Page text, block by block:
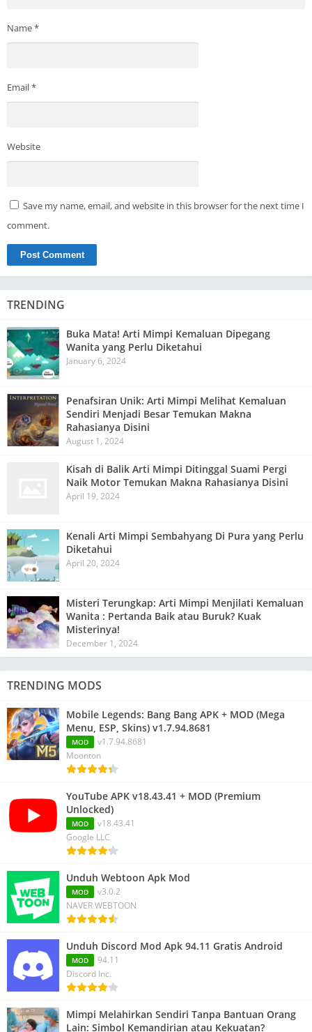
Name*
Email*
Website
Save my name, email, and website in this browser for the next time I
comment.
TRENDING
Buka Mata! Arti Mimpi Kemaluan Dipegang
Wanita yang Perlu Diketahui
January 6, 2024
Penafsiran Unik: Arti Mimpi Melihat Kemaluan
Sendiri Menjadi Besar Temukan Makna
Rahasianya Disini
August 1, 2024
Kisah di Balik Arti Mimpi Ditinggal Suami Pergi
Naik Motor Temukan Makna Rahasianya Disini
April 19, 2024
Kenali Arti Mimpi Sembahyang Di Pura yang Perlu
Diketahui
April 20, 2024
Misteri Terungkap: Arti Mimpi Menjilati Kemaluan
Wanita : Pertanda Baik atau Buruk? Kuak
Misterinya!
December 1, 2024
TRENDING MODS
Mobile Legends: Bang Bang APK + MOD (Mega
Menu, ESP, Skins) v1.7.94.8681
MOD
v1.7.94.8681
Moonton
YouTube APK v18.43.41 + MOD (Premium
Unlocked)
MOD
v18.43.41
Google LLC
Unduh Webtoon Apk Mod
MOD
v3.0.2
NAVER WEBTOON
Unduh Discord Mod Apk 94.11 Gratis Android
MOD
94.11
Discord Inc.
Mimpi Melahirkan Sendiri Tanpa Bantuan Orang
Lain: Simbol Kemandirian atau Kekuatan?